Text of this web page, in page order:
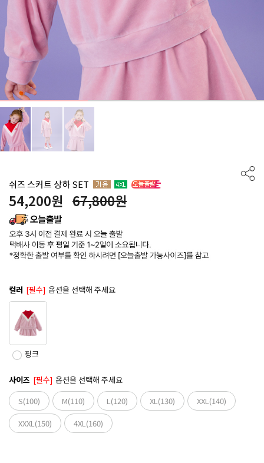
쉬즈 스커트 상하 SET
54,200원 67,800원
컬러 [필수] 옵션을 선택해 주세요
핑크
사이즈 [필수] 옵션을 선택해 주세요
S(100)
M(110) L(120) XL(130)
XXL(140)
XXXL(150)
4XL(160)